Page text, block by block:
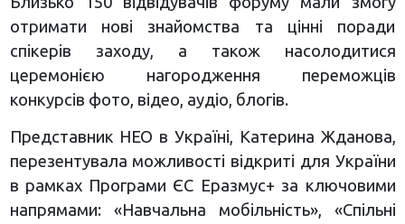
отримати нові знайомства та цінні поради
спікерів заходу, а також насолодитися
церемонією нагородження переможців
конкурсів фото, відео, аудіо, блогів.
Представник НЕО в Україні, Катерина Жданова,
перезентувала можливості відкриті для України
в рамках Програми ЄС Еразмус+ за ключовими
напрямами: «Навчальна мобільність», «Спільні